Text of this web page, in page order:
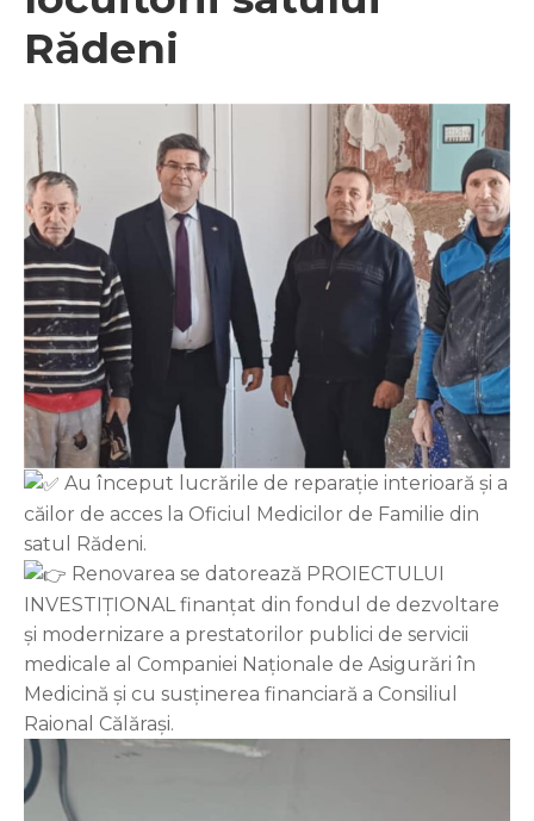
Rădeni
Au început lucrările de reparație interioară și a
căilor de acces la Oficiul Medicilor de Familie din
satul Rădeni.
Renovarea se datorează PROIECTULUI
INVESTIȚIONAL finanțat din fondul de dezvoltare
și modernizare a prestatorilor publici de servicii
medicale al Companiei Naționale de Asigurări în
Medicină și cu susținerea financiară a Consiliul
Raional Călărași.